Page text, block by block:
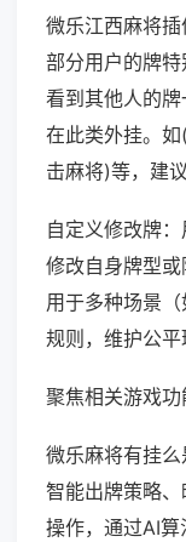
微乐江西麻将
部分用户的牌
看到其他人的
在此类外挂。
击麻将)等，建
自定义修改牌
修改自身牌型
用于多种场景
规则，维护公平
聚焦相关游戏功
微乐麻将有挂么
智能出牌策略
操作，通过AI算